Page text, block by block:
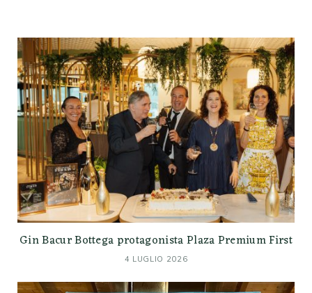
Gin Bacur Bottega protagonista Plaza Premium First
4 LUGLIO 2026